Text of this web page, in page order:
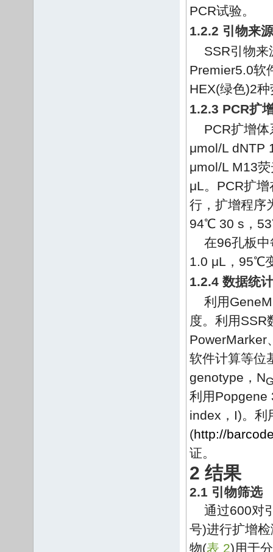
PCR试验。
1.2.2 引物来
SSR引物
Premier5.0软
HEX(绿色)2
1.2.3 PCR扩
PCR扩增
μmol/L dNTP
μmol/L M13
μL。PCR扩
行，扩增程
94℃ 30 s，
在96孔板
1.0 μL，95℃
1.2.4 数据统
利用
度。利用SSR
PowerMarker
软件计算等位
genotype，N
利用Popgene
index，I)。利
(http://
证。
2 结果
2.1 引物筛选
通过600对
号)进行扩增
物(表 2)用于